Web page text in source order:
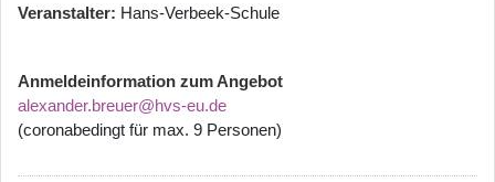
Veranstalter Hans-Verbeek-Schule
Anmeldeinformation zum Angebot
alexander.breuer@hvs-eu.de
(coronabedingt für max. 9 Personen)